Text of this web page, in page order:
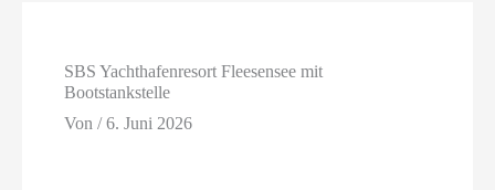
SBS Yachthafenresort Fleesensee mit
Bootstankstelle
Von/6. Juni 2026